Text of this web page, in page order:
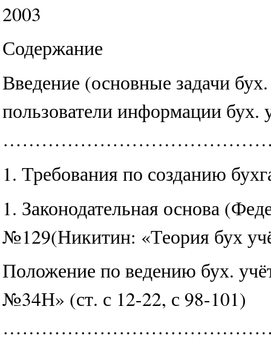
2003
Содержание
Введение (основные задачи
пользователи информации бух.
1. Требования по созданию
1. Законодательная основа
№129(Никитин: «Теория бух
Положение по ведению бух.
№34Н» (ст. с 12-22, с 98-101)